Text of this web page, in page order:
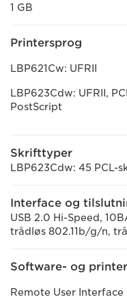
1 GB
Printersprog
LBP621Cw: UFRII
LBP623Cdw: UFRII,
PostScript
Skrifttyper
LBP623Cdw: 45 PCL-
Interface og
USB 2.0 Hi-Speed,
trådløs 802.11b/g/n,
Software- og
Remote User Interface